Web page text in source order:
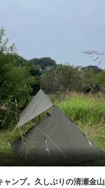
ャンプ。久しぶりの清瀬金